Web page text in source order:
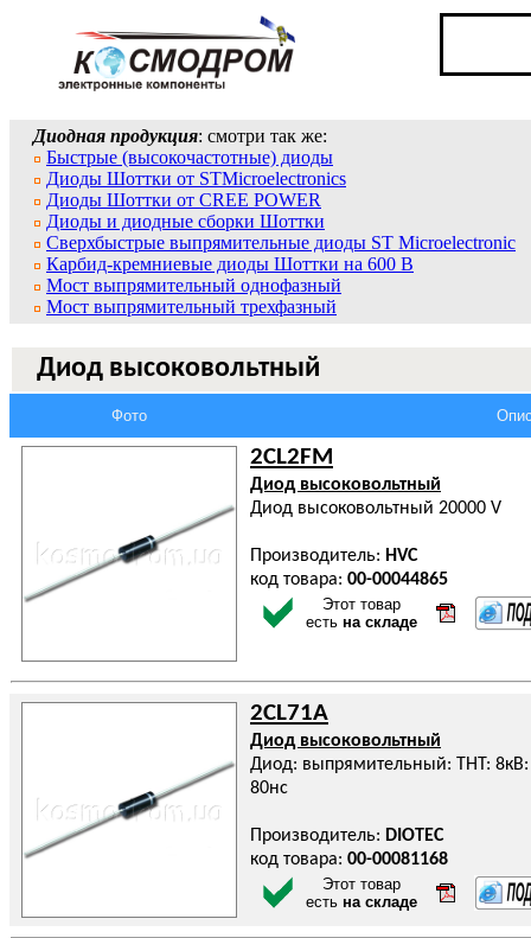
Диодная продукция: смотри так же:
Быстрые (высокочастотные) диоды
Диоды Шоттки от STMicroelectronics
Диоды Шоттки от CREE POWER
Диоды и диодные сборки Шоттки
Сверхбыстрые выпрямительные диоды ST Microelectronic
Карбид-кремниевые диоды Шоттки на 600 В
Мост выпрямительный однофазный
Мост выпрямительный трехфазный
Диод высоковольтный
Фото
2CL2FM
Диод высоковольтный
Диод высоковольтный 20000 V
Производитель: HVC
код товара: 00-00044865
Этот товар
есть на складе
2CL71A
Диод высоковольтный
Диод: выпрямительный: THT:
80нс
Производитель: DIOTEC
код товара: 00-00081168
Этот товар
есть на складе